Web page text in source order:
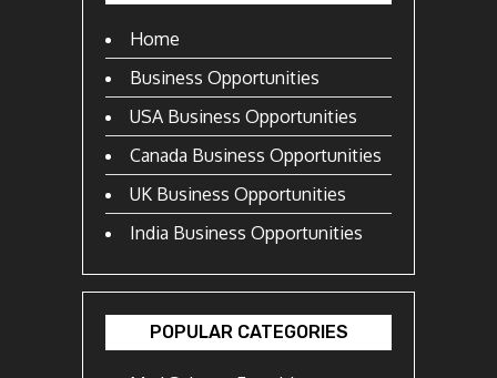
Home
Business Opportunities
USA Business Opportunities
Canada Business Opportunities
UK Business Opportunities
India Business Opportunities
POPULAR CATEGORIES